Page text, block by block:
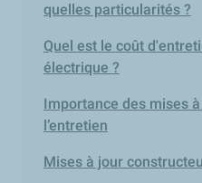
quelles particularités ?
Quel est le coût
électrique ?
Importance des mises
l’entretien
Mises à jour